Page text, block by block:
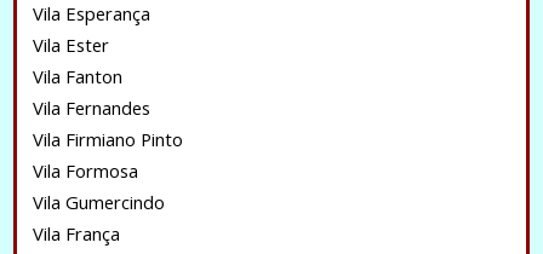
Vila Esperança
Vila Ester
Vila Fanton
Vila Fernandes
Vila Firmiano Pinto
Vila Formosa
Vila Gumercindo
Vila França